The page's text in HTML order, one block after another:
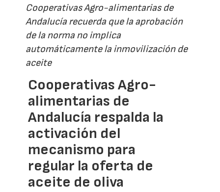
Cooperativas Agro-alimentarias de
Andalucía recuerda que la aprobación
de la norma no implica
automáticamente la inmovilización de
aceite
Cooperativas Agro-
alimentarias de
Andalucía respalda la
activación del
mecanismo para
regular la oferta de
aceite de oliva